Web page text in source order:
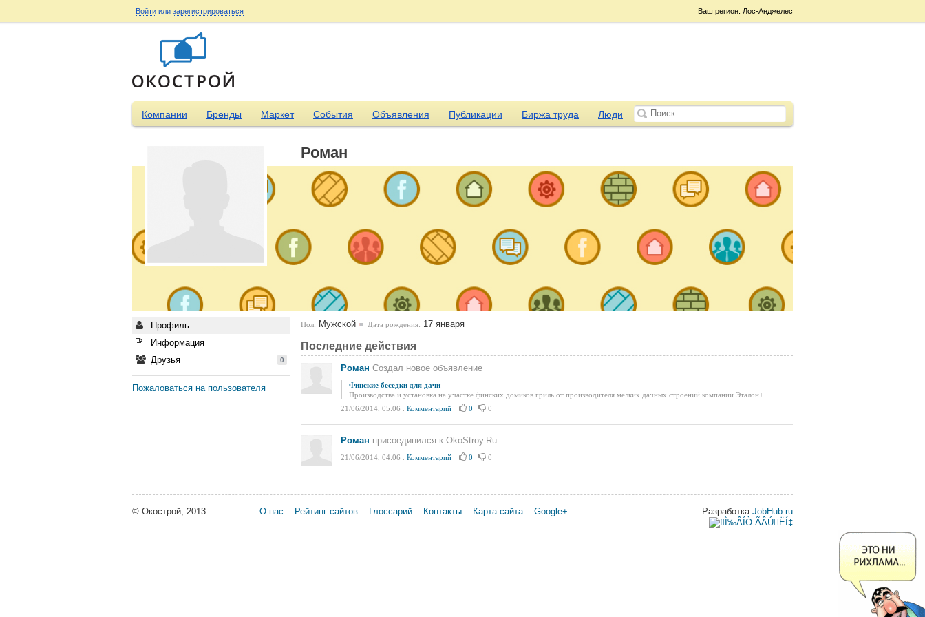
Ваш регион: Лос-Анджелес
Войти или зарегистрироваться
Компании Бренды Маркет События Объявления Публикации Биржа труда Люди
Профиль
Информация
Друзья
0
Пожаловаться на пользователя
Роман
Пол: Мужской Дата рождения: 17 января
Последние действия
Роман Создал новое объявление
Финские беседки для дачи
Производства и установка на участке финских домиков гриль от производителя мелких дачных строений компании Эталон+
21/06/2014, 05:06
Комментарий 0 0
Роман присоединился к OkoStroy.Ru
21/06/2014, 04:06 Комментарий 0 0
© Окострой, 2013 О нас Рейтинг сайтов Глоссарий Контакты Карта сайта Google+ Разработка JobHub.ru